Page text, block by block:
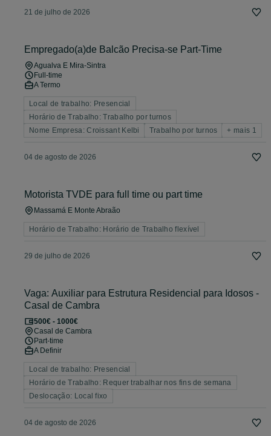
21 de julho de 2026
Empregado(a)de Balcão Precisa-se Part-Time
Agualva E Mira-Sintra
Full-time
A Termo
Local de trabalho: Presencial
Horário de Trabalho: Trabalho por turnos
Nome Empresa: Croissant Kelbi
Trabalho por turnos + mais 1
04 de agosto de 2026
Motorista TVDE para full time ou part time
Massamá E Monte Abraão
Horário de Trabalho: Horário de Trabalho flexível
29 de julho de 2026
Vaga: Auxiliar para Estrutura Residencial para Idosos -
Casal de Cambra
500€ - 1000€
Casal de Cambra
Part-time
A Definir
Local de trabalho: Presencial
Horário de Trabalho: Requer trabalhar nos fins de semana
Deslocação: Local fixo
04 de agosto de 2026